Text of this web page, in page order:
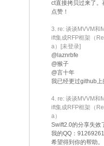
ct直接拷贝过来了。
点赞！
3. re: 谈谈MVVM和
ift集成RFP框架（
a）[未登录]
@laznrbfe
@猴子
@言十年
我已经更过github上
4. re: 谈谈MVVM和
ift集成RFP框架（
a）
Swift2.0的分享失效
我的QQ：
希望得到你的帮助。